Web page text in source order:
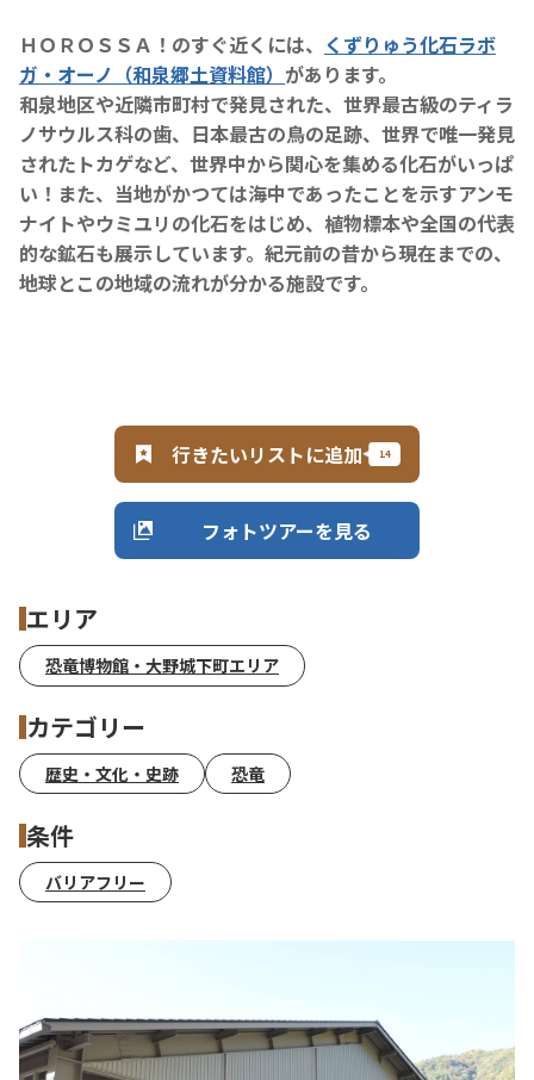
ＨＯＲＯＳＳＡ！のすぐ近くには、 くずりゅう化石ラボ
ガ・オーノ（和泉郷土資料館） があります。
和泉地区や近隣市町村で発見された、世界最古級のティラ
ノサウルス科の歯、日本最古の鳥の足跡、世界で唯一発見
されたトカゲなど、世界中から関心を集める化石がいっぱ
い！また、当地がかつては海中であったことを示すアンモ
ナイトやウミユリの化石をはじめ、植物標本や全国の代表
的な鉱石も展示しています。紀元前の昔から現在までの、
地球とこの地域の流れが分かる施設です。
行きたいリストに追加
フォトツアーを見る
エリア
恐竜博物館・大野城下町エリア
カテゴリー
歴史・文化・史跡 恐竜
条件
バリアフリー